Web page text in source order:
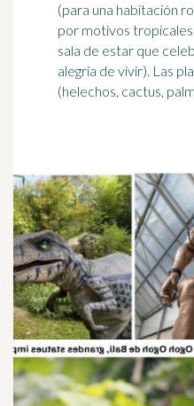
(para una habitación
por motivos
sala de estar que
alegría de vivir). Las
(helechos, cactus,